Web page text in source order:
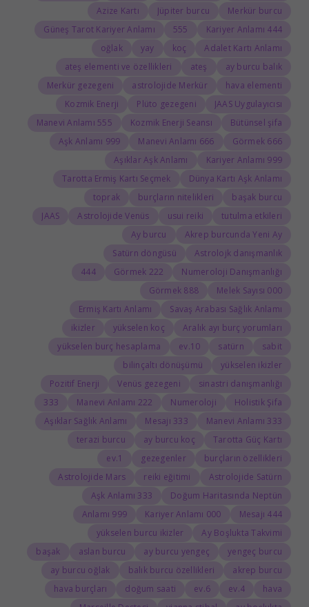
Merkür burcu
Jüpiter burcu
Azize Kartı
444 Kariyer Anlamı
555
Güneş Tarot Kariyer Anlamı
Adalet Kartı Anlamı
koç
yay
oğlak
ay burcu balık
ateş
ateş elementi ve özellikleri
hava elementi
astrolojide Merkür
Merkür gezegeni
JAAS Uygulayıcısı
Plüto gezegeni
Kozmik Enerji
Bütünsel şifa
Kozmik Enerji Seansı
555 Manevi Anlamı
666 Görmek
666 Manevi Anlamı
999 Aşk Anlamı
999 Kariyer Anlamı
Aşıklar Aşk Anlamı
Dünya Kartı Aşk Anlamı
Tarotta Ermiş Kartı Seçmek
başak burcu
burçların nitelikleri
toprak
tutulma etkileri
usui reiki
Astrolojide Venüs
JAAS
Akrep burcunda Yeni Ay
Ay burcu
Astrolojk danışmanlık
Satürn döngüsü
Numeroloji Danışmanlığı
222 Görmek
444
000 Melek Sayısı
888 Görmek
Savaş Arabası Sağlık Anlamı
Ermiş Kartı Anlamı
Aralık ayı burç yorumları
yükselen koç
ikizler
sabit
satürn
10.ev
yükselen burç hesaplama
yükselen ikizler
bilinçaltı dönüşümü
sinastri danışmanlığı
Venüs gezegeni
Pozitif Enerji
Holistik Şifa
Numeroloji
222 Manevi Anlamı
333
333 Manevi Anlamı
333 Mesajı
Aşıklar Sağlık Anlamı
Tarotta Güç Kartı
ay burcu koç
terazi burcu
burçların özellikleri
gezegenler
1.ev
Astrolojide Satürn
reiki eğitimi
Astrolojide Mars
Doğum Haritasında Neptün
333 Aşk Anlamı
444 Mesajı
000 Kariyer Anlamı
999 Anlamı
Ay Boşlukta Takvimi
yükselen burcu ikizler
yengeç burcu
ay burcu yengeç
aslan burcu
başak
akrep burcu
balık burcu özellikleri
ay burcu oğlak
hava
4.ev
6.ev
doğum saati
hava burçları